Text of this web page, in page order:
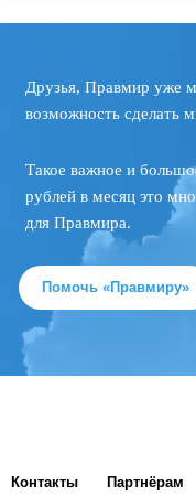
Друзья, Правмир уже
возможность сделать
Такое важное и
рублей в месяц это
для Правмира.
Помочь «Правмиру»
Контакты Партнёрам